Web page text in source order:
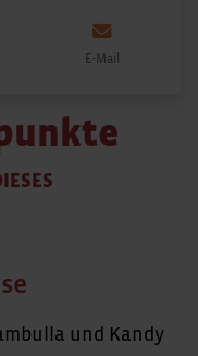
E-Mail
und Kandy